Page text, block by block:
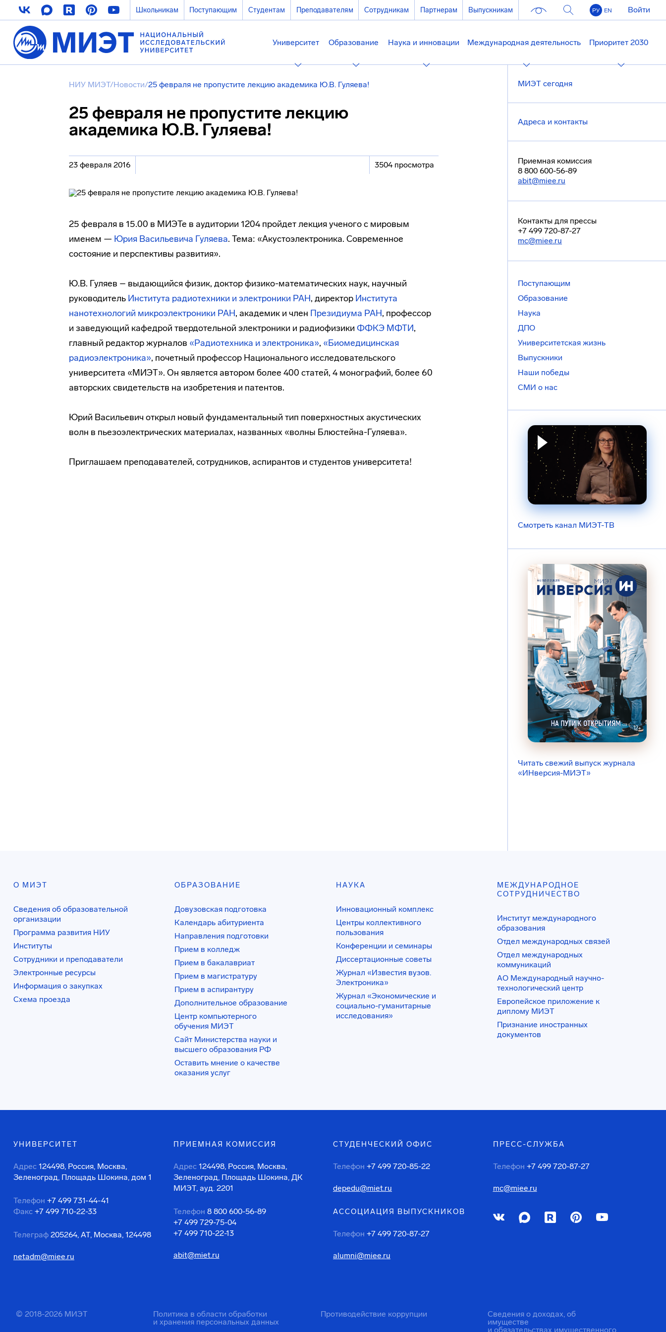
Школьникам Поступающим Студентам Преподавателям Сотрудникам Партнерам Выпускникам РУ EN Войти
Университет Образование Наука и инновации Международная деятельность Приоритет 2030
НИУ МИЭТ/Новости/25 февраля не пропустите лекцию академика Ю.В. Гуляева!
25 февраля не пропустите лекцию
академика Ю.В. Гуляева!
23 февраля 2016 3504 просмотра
25 февраля в 15.00 в МИЭТе в аудитории 1204 пройдет лекция ученого с мировым
именем — Юрия Васильевича Гуляева. Тема: «Акустоэлектроника. Современное
состояние и перспективы развития».
Ю.В. Гуляев – выдающийся физик, докторфизико-математических наук, научный
руководитель Института радиотехники и электроники РАН, директор Института
нанотехнологий микроэлектроники РАН, академик и член Президиума РАН, профессор
и заведующий кафедрой твердотельной электроники и радиофизики ФФКЭ МФТИ,
главный редактор журналов «Радиотехника и электроника», «Биомедицинская
радиоэлектроника», почетный профессор Национального исследовательского
университета «МИЭТ». Он является автором более 400 статей, 4 монографий, более 60
авторских свидетельств на изобретения и патентов.
Юрий Васильевич открыл новый фундаментальный тип поверхностных акустических
волн в пьезоэлектрических материалах, названных «волны Блюстейна-Гуляева».
Приглашаем преподавателей, сотрудников, аспирантов и студентов университета!
МИЭТ сегодня
Адреса и контакты
Приемная комиссия
8 800 600-56-89
abit@miee.ru
Контакты для прессы
+7 499 720-87-27
mc@miee.ru
Поступающим
Образование
Наука
ДПО
Университетская жизнь
Выпускники
Наши победы
СМИ о нас
Смотреть канал МИЭТ-ТВ
Читать свежий выпуск журнала
«ИНверсия-МИЭТ»
О МИЭТ
Сведения об образовательной
организации
Программа развития НИУ
Институты
Сотрудники и преподаватели
Электронные ресурсы
Информация о закупках
Схема проезда
ОБРАЗОВАНИЕ
Довузовская подготовка
Календарь абитуриента
Направления подготовки
Прием в колледж
Прием в бакалавриат
Прием в магистратуру
Прием в аспирантуру
Дополнительное образование
Центр компьютерного
обучения МИЭТ
Сайт Министерства науки и
высшего образования РФ
Оставить мнение о качестве
оказания услуг
НАУКА
Инновационный комплекс
Центры коллективного
пользования
Конференции и семинары
Диссертационные советы
Журнал «Известия вузов.
Электроника»
Журнал «Экономические и
социально-гуманитарные
исследования»
МЕЖДУНАРОДНОЕ
СОТРУДНИЧЕСТВО
Институт международного
образования
Отдел международных связей
Отдел международных
коммуникаций
АО Международный научно-
технологический центр
Европейское приложение к
диплому МИЭТ
Признание иностранных
документов
УНИВЕРСИТЕТ
Адрес 124498, Россия, Москва,
Зеленоград, Площадь Шокина, дом 1
Телефон +7 499 731-44-41
Факс +7 499 710-22-33
Телеграф 205264, АТ, Москва, 124498
netadm@miee.ru
ПРИЕМНАЯ КОМИССИЯ
Адрес 124498, Россия, Москва,
Зеленоград, Площадь Шокина, ДК
МИЭТ, ауд. 2201
Телефон 8 800 600-56-89
+7 499 729-75-04
+7 499 710-22-13
abit@miet.ru
СТУДЕНЧЕСКИЙ ОФИС
Телефон +7 499 720-85-22
depedu@miet.ru
АССОЦИАЦИЯ ВЫПУСКНИКОВ
Телефон +7 499 720-87-27
alumni@miee.ru
ПРЕСС-СЛУЖБА
Телефон +7 499 720-87-27
mc@miee.ru
© 2018-2026 МИЭТ
Политика в области обработки
и хранения персональных данных
Противодействие коррупции
Сведения о доходах, об
имуществе
и обязательствах имущественного